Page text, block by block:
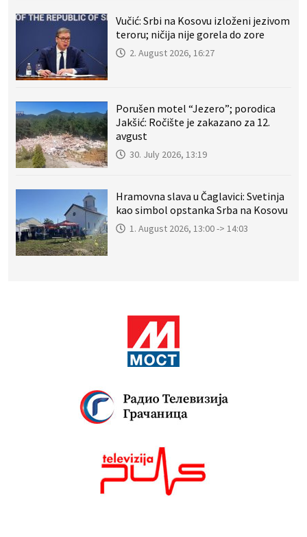
Vučić: Srbi na Kosovu izloženi jezivom
teroru; ničija nije gorela do zore
2. August 2026, 16:27
Porušen motel “Jezero”; porodica
Jakšić: Ročište je zakazano za 12.
avgust
30. July 2026, 13:19
Hramovna slava u Čaglavici: Svetinja
kao simbol opstanka Srba na Kosovu
1. August 2026, 13:00 -> 14:03